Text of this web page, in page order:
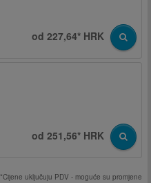
od 227,64* HRK
od 251,56* HRK
*Cijene uključuju PDV - moguće su promjene